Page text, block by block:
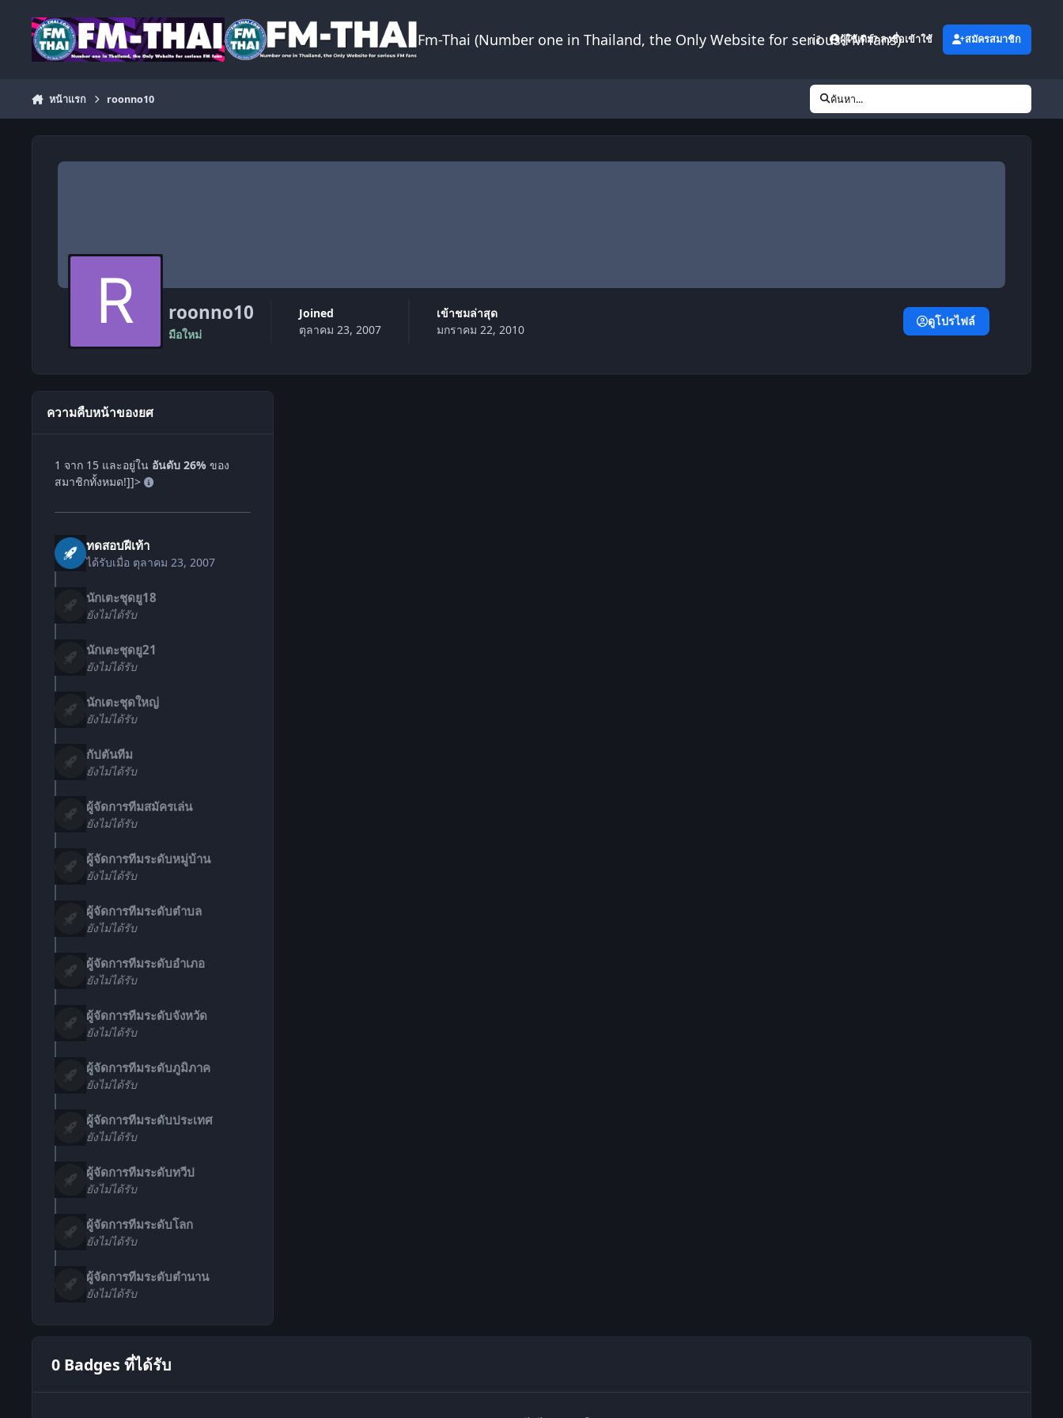
Fm-Thai (Number one in Thailand, the Only Website for serious FM fans)
เพิ่มเติม ผู้ใช้เดิม? ลงชื่อเข้าใช้ สมัครสมาชิก
หน้าแรก roonno10 ค้นหา...
roonno10
มือใหม่
Joined
ตุลาคม 23, 2007
เข้าชมล่าสุด
มกราคม 22, 2010
ดูโปรไฟล์
ความคืบหน้าของยศ
1 จาก 15 และอยู่ใน อันดับ 26% ของ
สมาชิกทั้งหมด!]]>
ทดสอบฝีเท้า
ได้รับเมื่อ ตุลาคม 23, 2007
นักเตะชุดยู18
ยังไม่ได้รับ
นักเตะชุดยู21
ยังไม่ได้รับ
นักเตะชุดใหญ่
ยังไม่ได้รับ
กัปตันทีม
ยังไม่ได้รับ
ผู้จัดการทีมสมัครเล่น
ยังไม่ได้รับ
ผู้จัดการทีมระดับหมู่บ้าน
ยังไม่ได้รับ
ผู้จัดการทีมระดับตำบล
ยังไม่ได้รับ
ผู้จัดการทีมระดับอำเภอ
ยังไม่ได้รับ
ผู้จัดการทีมระดับจังหวัด
ยังไม่ได้รับ
ผู้จัดการทีมระดับภูมิภาค
ยังไม่ได้รับ
ผู้จัดการทีมระดับประเทศ
ยังไม่ได้รับ
ผู้จัดการทีมระดับทวีป
ยังไม่ได้รับ
ผู้จัดการทีมระดับโลก
ยังไม่ได้รับ
ผู้จัดการทีมระดับตำนาน
ยังไม่ได้รับ
0 Badges ที่ได้รับ